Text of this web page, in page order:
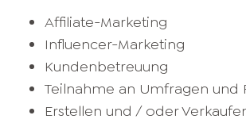
Affiliate-Marketing
Influencer-Marketing
Kundenbetreuung
Teilnahme an Umfragen und
Erstellen und / oder